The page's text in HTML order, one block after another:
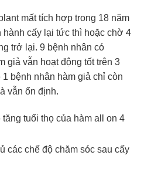
mất tích hợp trong 18 năm
hành cấy lại tức thì hoặc chờ 4
trở lại. 9 bệnh nhân có
giả vẫn hoạt động tốt trên 3
bệnh nhân hàm giả chỉ còn
vẫn ổn định.
tuổi thọ của hàm all on 4
các chế độ chăm sóc sau cấy